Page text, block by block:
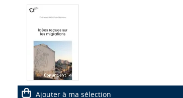
Ajouter à ma sélection